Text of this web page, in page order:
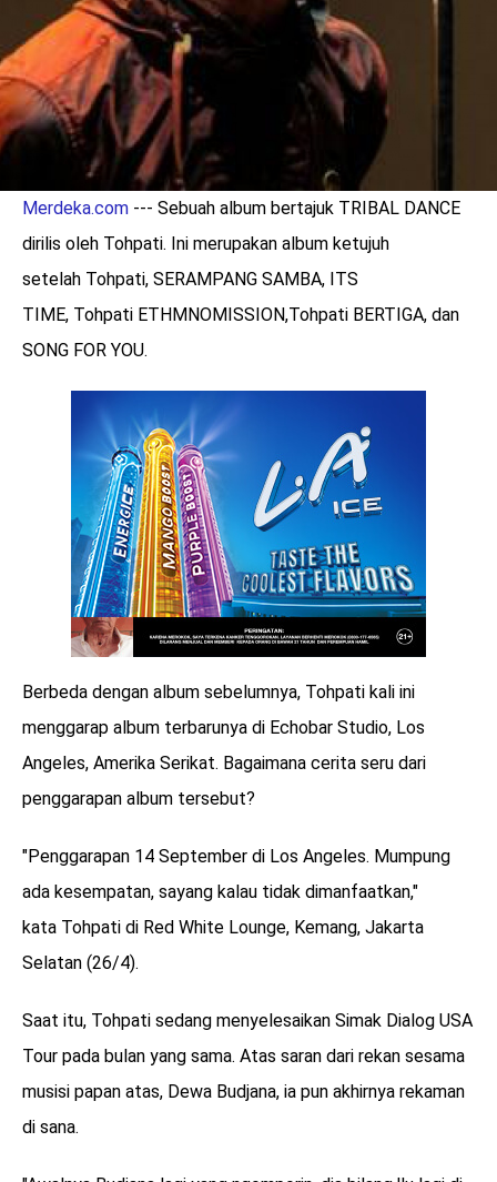
benefit
menarik
Merdeka.com --- Sebuah album bertajuk TRIBAL DANCE
dirilis oleh Tohpati. Ini merupakan album ketujuh
setelah Tohpati, SERAMPANG SAMBA, ITS
TIME, Tohpati ETHMNOMISSION,Tohpati BERTIGA, dan
SONG FOR YOU.
Berbeda dengan album sebelumnya, Tohpati kali ini
menggarap album terbarunya di Echobar Studio, Los
Angeles, Amerika Serikat. Bagaimana cerita seru dari
penggarapan album tersebut?
"Penggarapan 14 September di Los Angeles. Mumpung
ada kesempatan, sayang kalau tidak dimanfaatkan,"
kata Tohpati di Red White Lounge, Kemang, Jakarta
Selatan (26/4).
Saat itu, Tohpati sedang menyelesaikan Simak Dialog USA
Tour pada bulan yang sama. Atas saran dari rekan sesama
musisi papan atas, Dewa Budjana, ia pun akhirnya rekaman
di sana.